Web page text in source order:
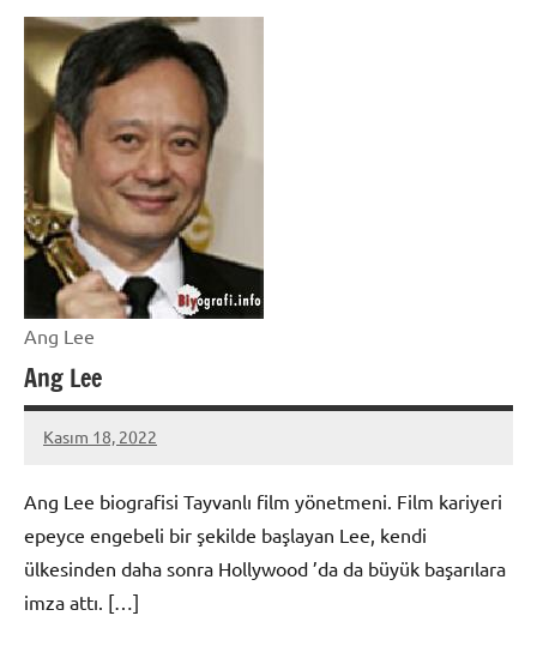
Ang Lee
Ang Lee
Kasım 18, 2022
admin
Ang Lee biografisi Tayvanlı film yönetmeni. Film kariyeri
epeyce engebeli bir şekilde başlayan Lee, kendi
ülkesinden daha sonra Hollywood ’da da büyük başarılara
imza attı. […]